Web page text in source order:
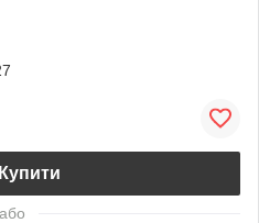
Купити
або